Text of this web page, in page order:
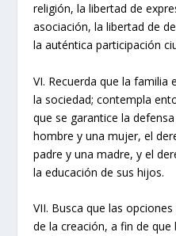
religión, la libertad de
asociación, la libertad de
la auténtica participación
VI. Recuerda que la familia
la sociedad; contempla
que se garantice la
hombre y una mujer, el
padre y una madre, y el
la educación de sus hijos.
VII. Busca que las
de la creación, a fin de